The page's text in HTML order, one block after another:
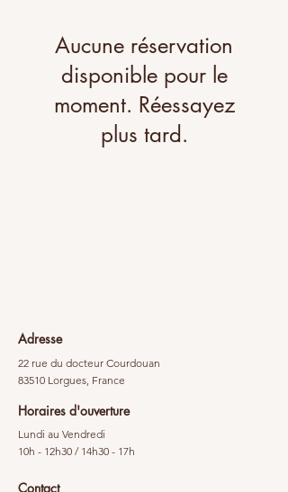
Aucune réservation
disponible pour le
moment. Réessayez
plus tard.
Adresse
22 rue du docteur Courdouan
83510 Lorgues, France
Horaires d'ouverture
Lundi au Vendredi
10h - 12h30 / 14h30 - 17h
Contact